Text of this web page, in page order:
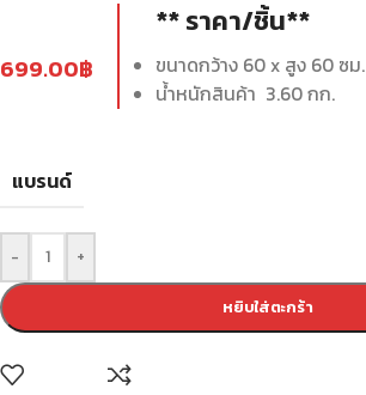
699.00฿
** ราคา/ชิ้น**
ขนาดกว้าง 60 x สูง 60 ซม.
น้ำหนักสินค้า 3.60 กก.
แบรนด์
- +
หยิบใส่ตะกร้า